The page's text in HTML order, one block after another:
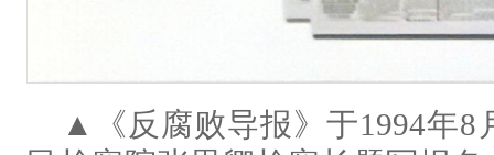
▲《反腐败导报》于1994年8